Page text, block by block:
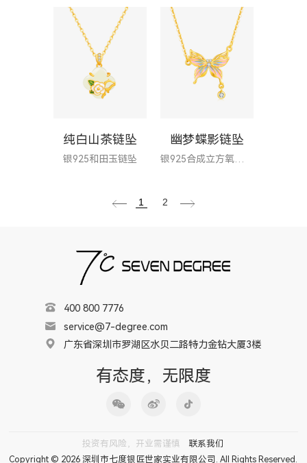
纯白山茶链坠
银925和田玉链坠
幽梦蝶影链坠
1 2
400 800 7776
service@7-degree.com
广东省深圳市罗湖区水贝二路特力金钻大厦3楼
有态度，无限度
投资有风险，开业需谨慎
联系我们
Copyright © 2026 深圳市七度银匠世家实业有限公司. All Rights Reserved.